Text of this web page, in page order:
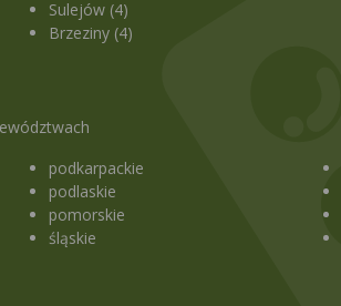
Sulejów (4)
Brzeziny (4)
podkarpackie
podlaskie
pomorskie
śląskie